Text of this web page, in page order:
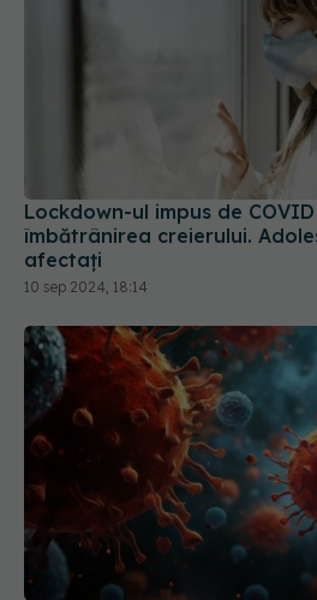
Lockdown-ul impus de
îmbătrânirea creierului.
afectați
10 sep 2024, 18:14